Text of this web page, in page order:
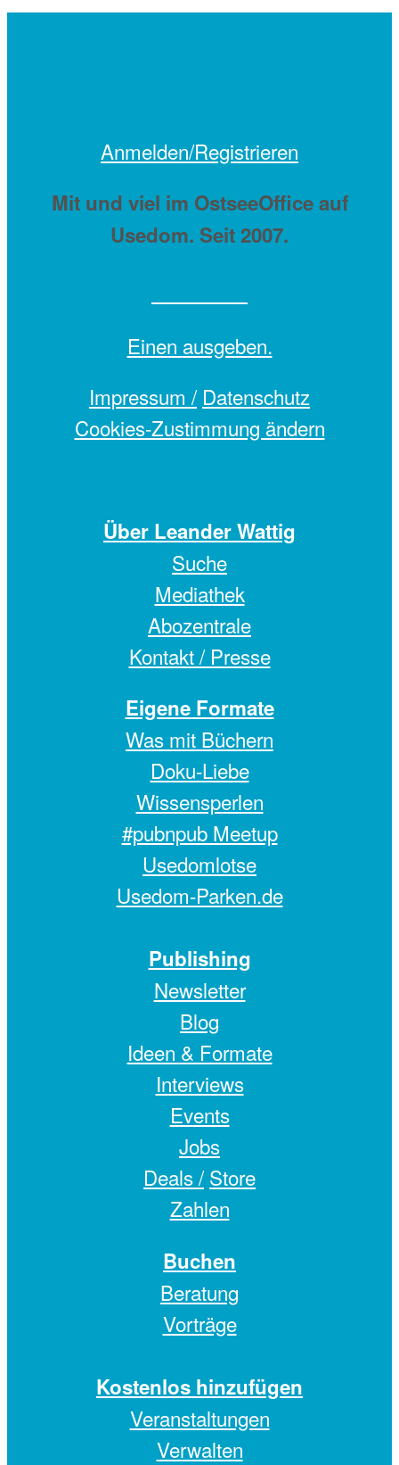
Anmelden/Registrieren
Mit und viel im OstseeOffice auf
Usedom. Seit 2007.
Einen ausgeben.
Impressum / Datenschutz
Cookies-Zustimmung ändern
Über Leander Wattig
Suche
Mediathek
Abozentrale
Kontakt / Presse
Eigene Formate
Was mit Büchern
Doku-Liebe
Wissensperlen
#pubnpub Meetup
Usedomlotse
Usedom-Parken.de
Publishing
Newsletter
Blog
Ideen & Formate
Interviews
Events
Jobs
Deals / Store
Zahlen
Buchen
Beratung
Vorträge
Kostenlos hinzufügen
Veranstaltungen
Verwalten